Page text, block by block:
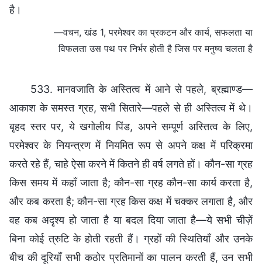
है।
—वचन, खंड 1, परमेश्वर का प्रकटन और कार्य, सफलता या
विफलता उस पथ पर निर्भर होती है जिस पर मनुष्य चलता है
533. मानवजाति के अस्तित्व में आने से पहले, ब्रह्माण्ड—
आकाश के समस्त ग्रह, सभी सितारे—पहले से ही अस्तित्व में थे।
बृहद स्तर पर, ये खगोलीय पिंड, अपने सम्पूर्ण अस्तित्व के लिए,
परमेश्वर के नियन्त्रण में नियमित रूप से अपने कक्ष में परिक्रमा
करते रहे हैं, चाहे ऐसा करने में कितने ही वर्ष लगते हों। कौन-सा ग्रह
किस समय में कहाँ जाता है; कौन-सा ग्रह कौन-सा कार्य करता है,
और कब करता है; कौन-सा ग्रह किस कक्ष में चक्कर लगाता है, और
वह कब अदृश्य हो जाता है या बदल दिया जाता है—ये सभी चीज़ें
बिना कोई त्रुटि के होती रहती हैं। ग्रहों की स्थितियाँ और उनके
बीच की दूरियाँ सभी कठोर प्रतिमानों का पालन करती हैं, उन सभी